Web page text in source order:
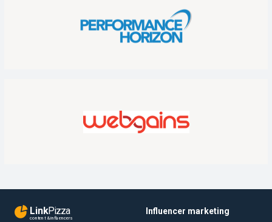
LinkPizza
content & influencers
Influencer marketing